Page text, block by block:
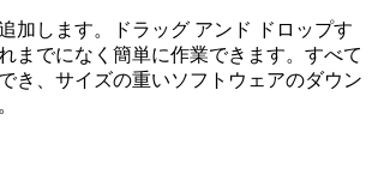
加します。ドラッグ アンド ドロップす
までになく簡単に作業できます。すべて
き、サイズの重いソフトウェアのダウン